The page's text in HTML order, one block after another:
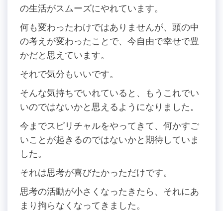
の生活がスムーズにやれています。
何も変わったわけではありませんが、頭の中
の考えが変わったことで、今自由で幸せで豊
かだと思えています。
それで気分もいいです。
そんな気持ちでいれていると、もうこれでい
いのではないかと思えるようになりました。
今までスピリチャルをやってきて、何かすご
いことが起きるのではないかと期待していま
した。
それは思考が喜びたかっただけです。
思考の活動が小さくなったきたら、それにあ
まり拘らなくなってきました。